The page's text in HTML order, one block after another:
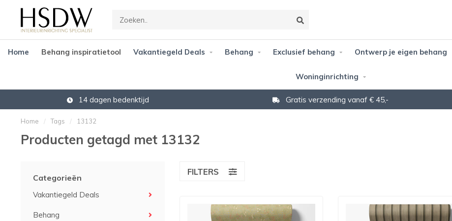
Home Behang inspiratietool Vakantiegeld Deals Behang Exclusief behang Ontwerp je eigen behang
Woninginrichting
14 dagen bedenktijd Gratis verzending vanaf € 45,-
Home / Tags / 13132
Producten getagd met 13132
Categorieën
Vakantiegeld Deals
Behang
FILTERS